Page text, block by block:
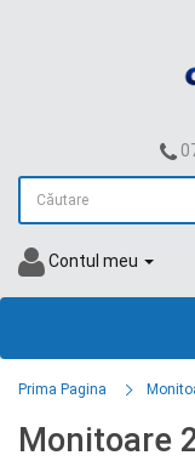
Contul meu
Prima Pagina
Monitoare